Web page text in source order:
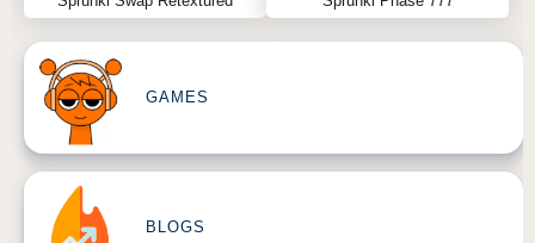
GAMES
BLOGS